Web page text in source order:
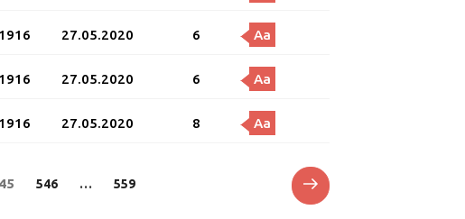
27.05.2020 6 Aa
27.05.2020 6 Aa
27.05.2020 8 Aa
Page
546 … Page
559
Next
page